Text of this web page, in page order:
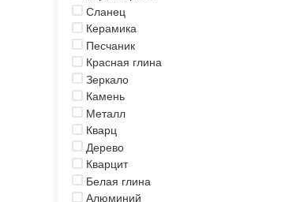
Сланец
Керамика
Песчаник
Красная глина
Зеркало
Камень
Металл
Кварц
Дерево
Кварцит
Белая глина
Алюминий